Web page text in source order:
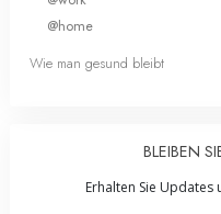
@home
Wie man gesund bleibt
BLEIBEN
Erhalten Sie Updates